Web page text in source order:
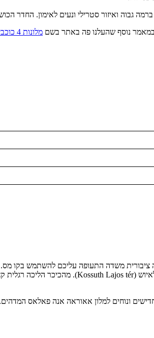
ואיזור סטרילי ונעים לאימון. החדר הכושר
מלונות 4 כוכבים בבודפשט
ונוחים למלון אאוראה אנה פאלאס המדהים.